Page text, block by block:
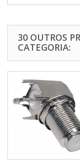
30 OUTROS
CATEGORIA: